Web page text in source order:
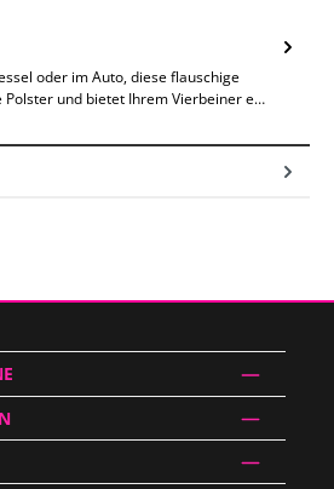
oder im Auto, diese flauschige
und bietet Ihrem Vierbeiner e…